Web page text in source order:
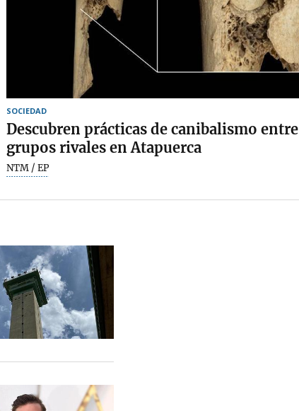
SOCIEDAD
Descubren prácticas de canibalismo entre
grupos rivales en Atapuerca
NTM / EP